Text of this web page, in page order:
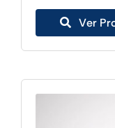
Ver